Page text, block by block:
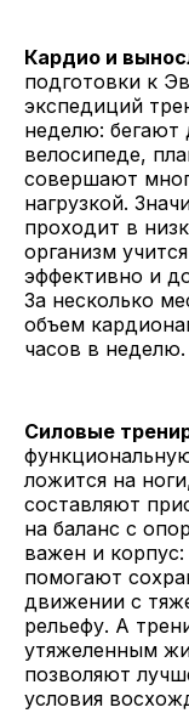
Кардио и
подготовки к
экспедиций
неделю: бегают
велосипеде,
совершают
нагрузкой.
проходит в
организм
эффективно и
За несколько
объем
часов в неделю.
Силовые
ложится на
составляют
на баланс с
важен и
помогают
движении с
рельефу. А
утяжеленным
позволяют
условия